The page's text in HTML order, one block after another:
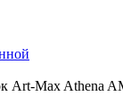
Art-Max Athena